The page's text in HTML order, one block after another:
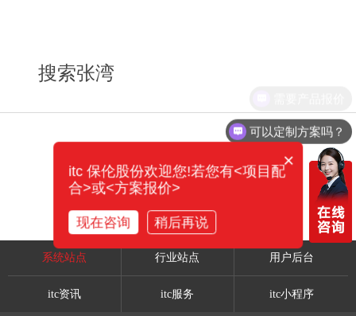
搜索张湾
系统站点 行业站点 用户后台
itc资讯 itc服务 itc小程序
可以定制方案吗？
×
itc 保伦股份欢迎您!若您有<项目配
合>或<方案报价>
现在咨询 稍后再说